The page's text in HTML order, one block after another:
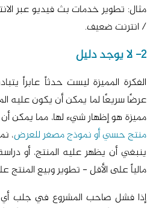
مثال: تطوير خدمات بث فيديو عبر
/ انترنت ضعيف.
2- لا يوجد دليل
الفكرة المميزة ليست حدثاً عابراً
عرضًا سريعًا لما يمكن أن يكون عليه
مميزة هو إظهار شيء لها، مما يمكن
منتج حسي أو نموذج مصغر للعرض،
ينبغي أن يظهر عليه المنتج، أو
مالياً على الأقل - تطوير وبيع
إذا فشل صاحب المشروع في جلب أي